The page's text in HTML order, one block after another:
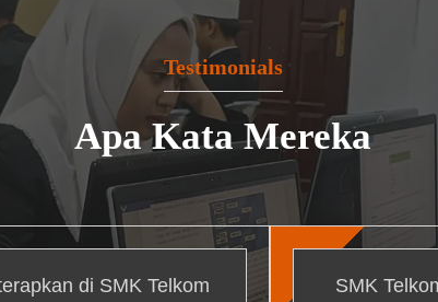
Testimonials
Apa Kata Mereka
di SMK Telkom
SMK